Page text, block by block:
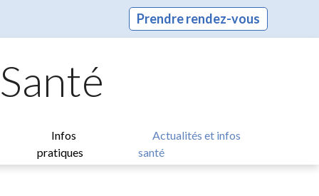
Prendre rendez-vous
Infos
pratiques
Actualités et infos
santé